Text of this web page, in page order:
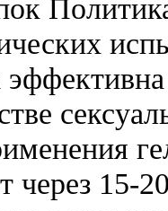
через 15-